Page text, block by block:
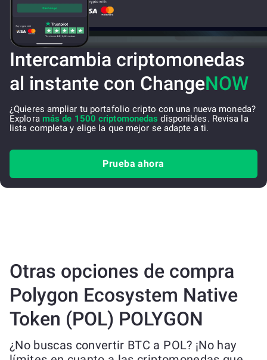
Intercambia criptomonedas
al instante con ChangeNOW
¿Quieres ampliar tu portafolio cripto con una nueva moneda?
Explora más de 1500 criptomonedas disponibles. Revisa la
lista completa y elige la que mejor se adapte a ti.
Prueba ahora
Otras opciones de compra
Polygon Ecosystem Native
Token (POL) POLYGON
¿No buscas convertir BTC a POL? ¡No hay